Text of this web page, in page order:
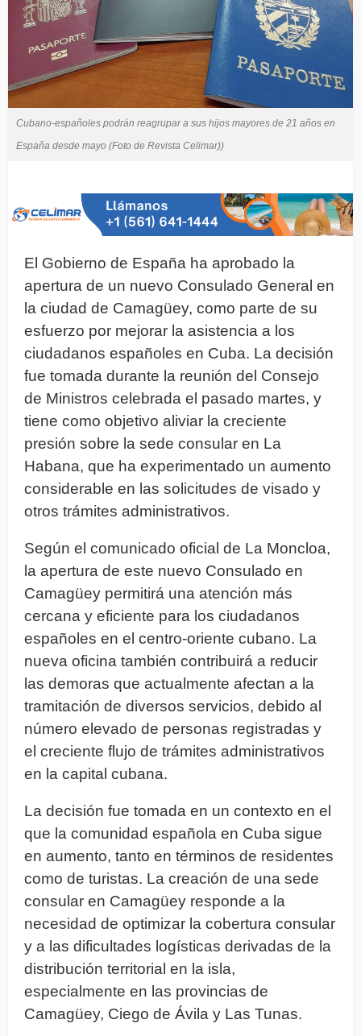
Cubano-españoles podrán reagrupar a sus hijos mayores de 21 años en
España desde mayo (Foto de Revista Celimar))
El Gobierno de España ha aprobado la
apertura de un nuevo Consulado General en
la ciudad de Camagüey, como parte de su
esfuerzo por mejorar la asistencia a los
ciudadanos españoles en Cuba. La decisión
fue tomada durante la reunión del Consejo
de Ministros celebrada el pasado martes, y
tiene como objetivo aliviar la creciente
presión sobre la sede consular en La
Habana, que ha experimentado un aumento
considerable en las solicitudes de visado y
otros trámites administrativos.
Según el comunicado oficial de La Moncloa,
la apertura de este nuevo Consulado en
Camagüey permitirá una atención más
cercana y eficiente para los ciudadanos
españoles en el centro-oriente cubano. La
nueva oficina también contribuirá a reducir
las demoras que actualmente afectan a la
tramitación de diversos servicios, debido al
número elevado de personas registradas y
el creciente flujo de trámites administrativos
en la capital cubana.
La decisión fue tomada en un contexto en el
que la comunidad española en Cuba sigue
en aumento, tanto en términos de residentes
como de turistas. La creación de una sede
consular en Camagüey responde a la
necesidad de optimizar la cobertura consular
y a las dificultades logísticas derivadas de la
distribución territorial en la isla,
especialmente en las provincias de
Camagüey, Ciego de Ávila y Las Tunas.